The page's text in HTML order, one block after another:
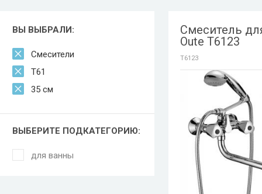
ВЫ ВЫБРАЛИ:
Смесители
T61
35 см
ВЫБЕРИТЕ ПОДКАТЕГОРИЮ:
для ванны
Смеситель
Oute T6123
T6123